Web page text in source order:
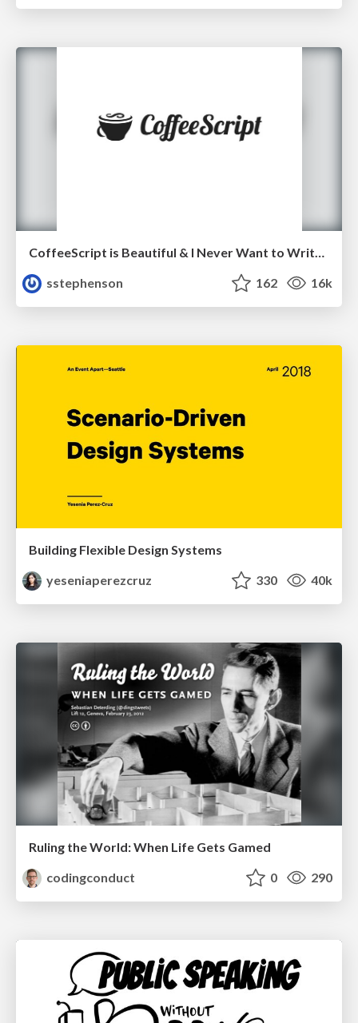
sstephenson
162 16k
Building Flexible Design Systems
yeseniaperezcruz
330 40k
Ruling the World: When Life Gets Gamed
codingconduct
0 290